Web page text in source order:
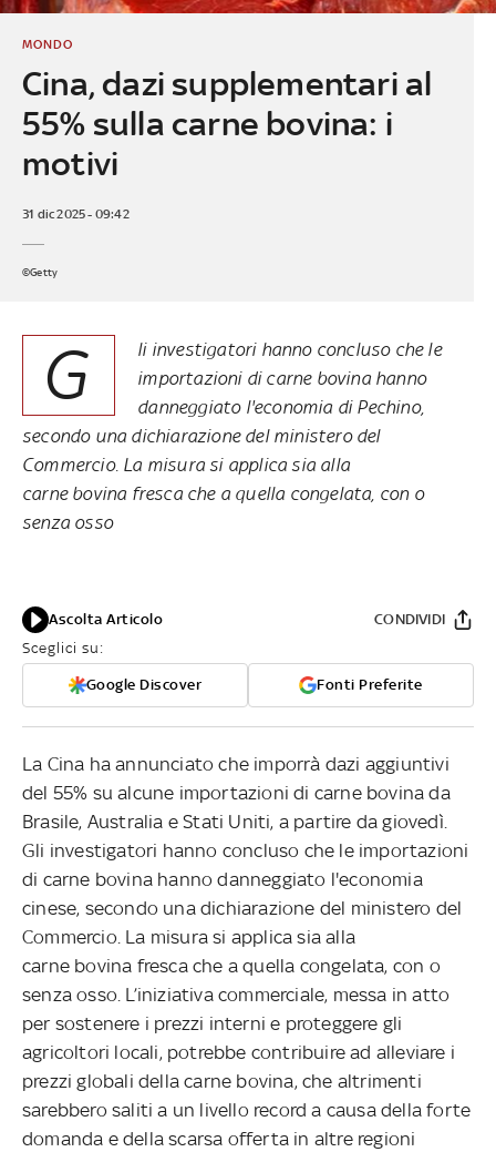
Cina, dazi supplementari al
55% sulla carne bovina: i
motivi
MONDO
31 dic 2025 - 09:42
©Getty
G
li investigatori hanno concluso che le
importazioni di carne bovina hanno
danneggiato l'economia di Pechino,
secondo una dichiarazione del ministero del
Commercio. La misura si applica sia alla
carne bovina fresca che a quella congelata, con o
senza osso
Ascolta Articolo
Sceglici su:
Google Discover Fonti Preferite
CONDIVIDI
La Cina ha annunciato che imporrà dazi aggiuntivi
del 55% su alcune importazioni di carne bovina da
Brasile, Australia e Stati Uniti, a partire da giovedì.
Gli investigatori hanno concluso che le importazioni
di carne bovina hanno danneggiato l'economia
cinese, secondo una dichiarazione del ministero del
Commercio. La misura si applica sia alla
carne bovina fresca che a quella congelata, con o
senza osso. L’iniziativa commerciale, messa in atto
per sostenere i prezzi interni e proteggere gli
agricoltori locali, potrebbe contribuire ad alleviare i
prezzi globali della carne bovina, che altrimenti
sarebbero saliti a un livello record a causa della forte
domanda e della scarsa offerta in altre regioni